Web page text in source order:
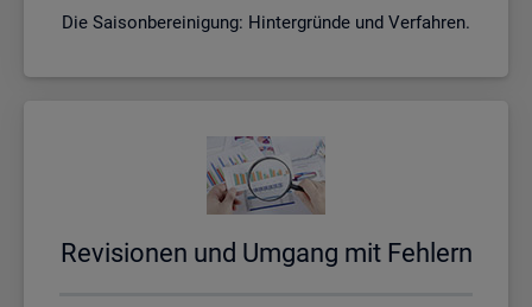
Die Saisonbereinigung: Hintergründe und Verfahren.
Re­vi­sio­nen und Um­gang mit Feh­lern